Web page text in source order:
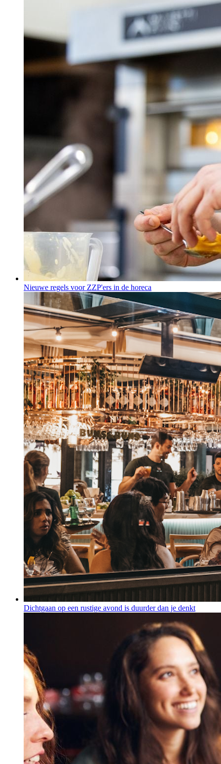
Nieuwe regels voor ZZP'ers in de horeca
Dichtgaan op een rustige avond is duurder dan je denkt